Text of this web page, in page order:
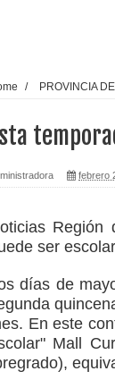
rechaza proyecto
apuesta a la
inició proceso de
Talca ante las
a nivel nacional
escapar por un
anticipadamente
/ PROVINCIA
febrero
Región
ser
días de
En este
Mall